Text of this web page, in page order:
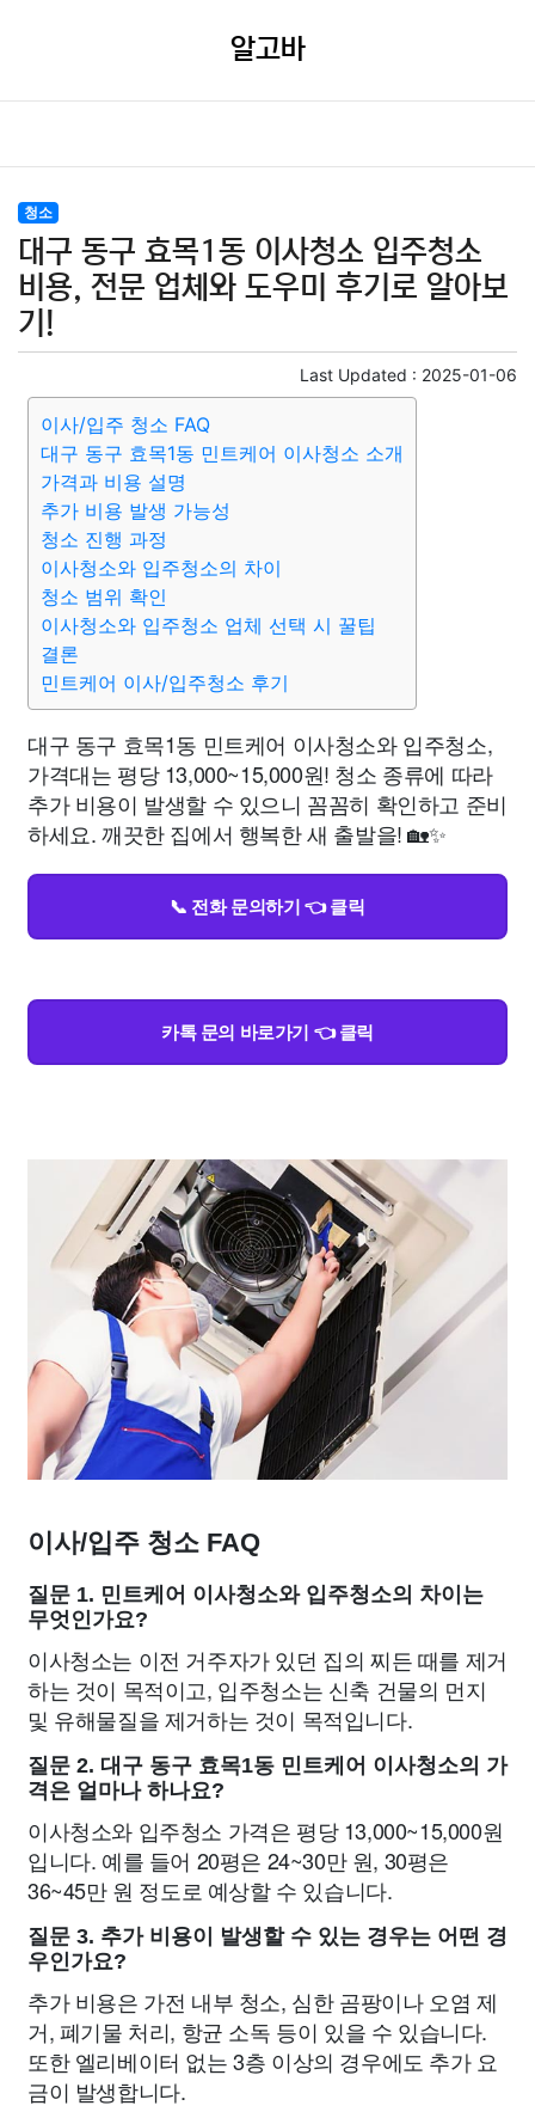
알고바
청소
대구 동구 효목1동 이사청소 입주청소
비용, 전문 업체와 도우미 후기로 알아보
기!
Last Updated : 2025-01-06
이사/입주 청소 FAQ
대구 동구 효목1동 민트케어 이사청소 소개
가격과 비용 설명
추가 비용 발생 가능성
청소 진행 과정
이사청소와 입주청소의 차이
청소 범위 확인
이사청소와 입주청소 업체 선택 시 꿀팁
결론
민트케어 이사/입주청소 후기
대구 동구 효목1동 민트케어 이사청소와 입주청소,
가격대는 평당 13,000~15,000원! 청소 종류에 따라
추가 비용이 발생할 수 있으니 꼼꼼히 확인하고 준비
하세요. 깨끗한 집에서 행복한 새 출발을! 🏡✨
📞 전화 문의하기 👈 클릭
카톡 문의 바로가기 👈 클릭
이사/입주 청소 FAQ
질문 1. 민트케어 이사청소와 입주청소의 차이는
무엇인가요?
이사청소는 이전 거주자가 있던 집의 찌든 때를 제거
하는 것이 목적이고, 입주청소는 신축 건물의 먼지
및 유해물질을 제거하는 것이 목적입니다.
질문 2. 대구 동구 효목1동 민트케어 이사청소의 가
격은 얼마나 하나요?
이사청소와 입주청소 가격은 평당 13,000~15,000원
입니다. 예를 들어 20평은 24~30만 원, 30평은
36~45만 원 정도로 예상할 수 있습니다.
질문 3. 추가 비용이 발생할 수 있는 경우는 어떤 경
우인가요?
추가 비용은 가전 내부 청소, 심한 곰팡이나 오염 제
거, 폐기물 처리, 항균 소독 등이 있을 수 있습니다.
또한 엘리베이터 없는 3층 이상의 경우에도 추가 요
금이 발생합니다.